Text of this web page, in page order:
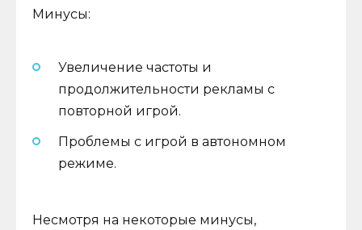
Минусы:
Увеличение частоты и
продолжительности рекламы с
повторной игрой.
Проблемы с игрой в автономном
режиме.
Несмотря на некоторые минусы,